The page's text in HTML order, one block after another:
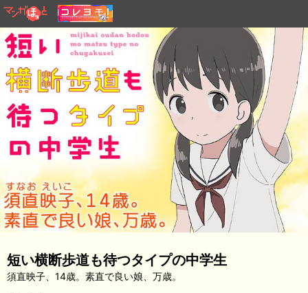
短い横断歩道も待つタイプの中学生
須直映子、14歳。素直で良い娘、万歳。